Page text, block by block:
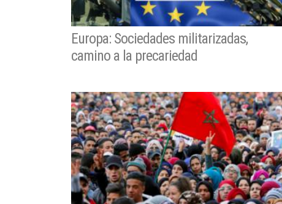
Europa: Sociedades militarizadas,
camino a la precariedad